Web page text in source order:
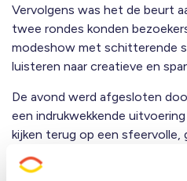
Vervolgens was het de beurt
twee rondes konden
modeshow met schitterende
luisteren naar creatieve en
De avond werd afgesloten
een indrukwekkende
kijken terug op een
magische avond. Een
inspirerend thema!